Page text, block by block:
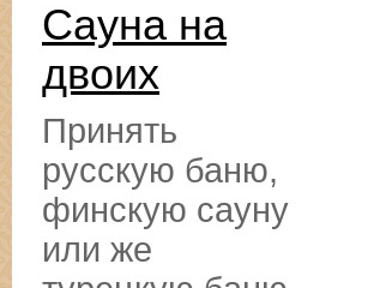
Сауна на
двоих
Принять
русскую баню,
финскую сауну
или же